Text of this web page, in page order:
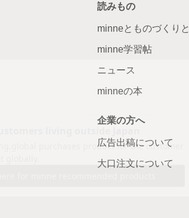
読みもの
minneとものづくりと
minne学習帖
ニュース
minneの本
企業の方へ
広告出稿について
大口注文について